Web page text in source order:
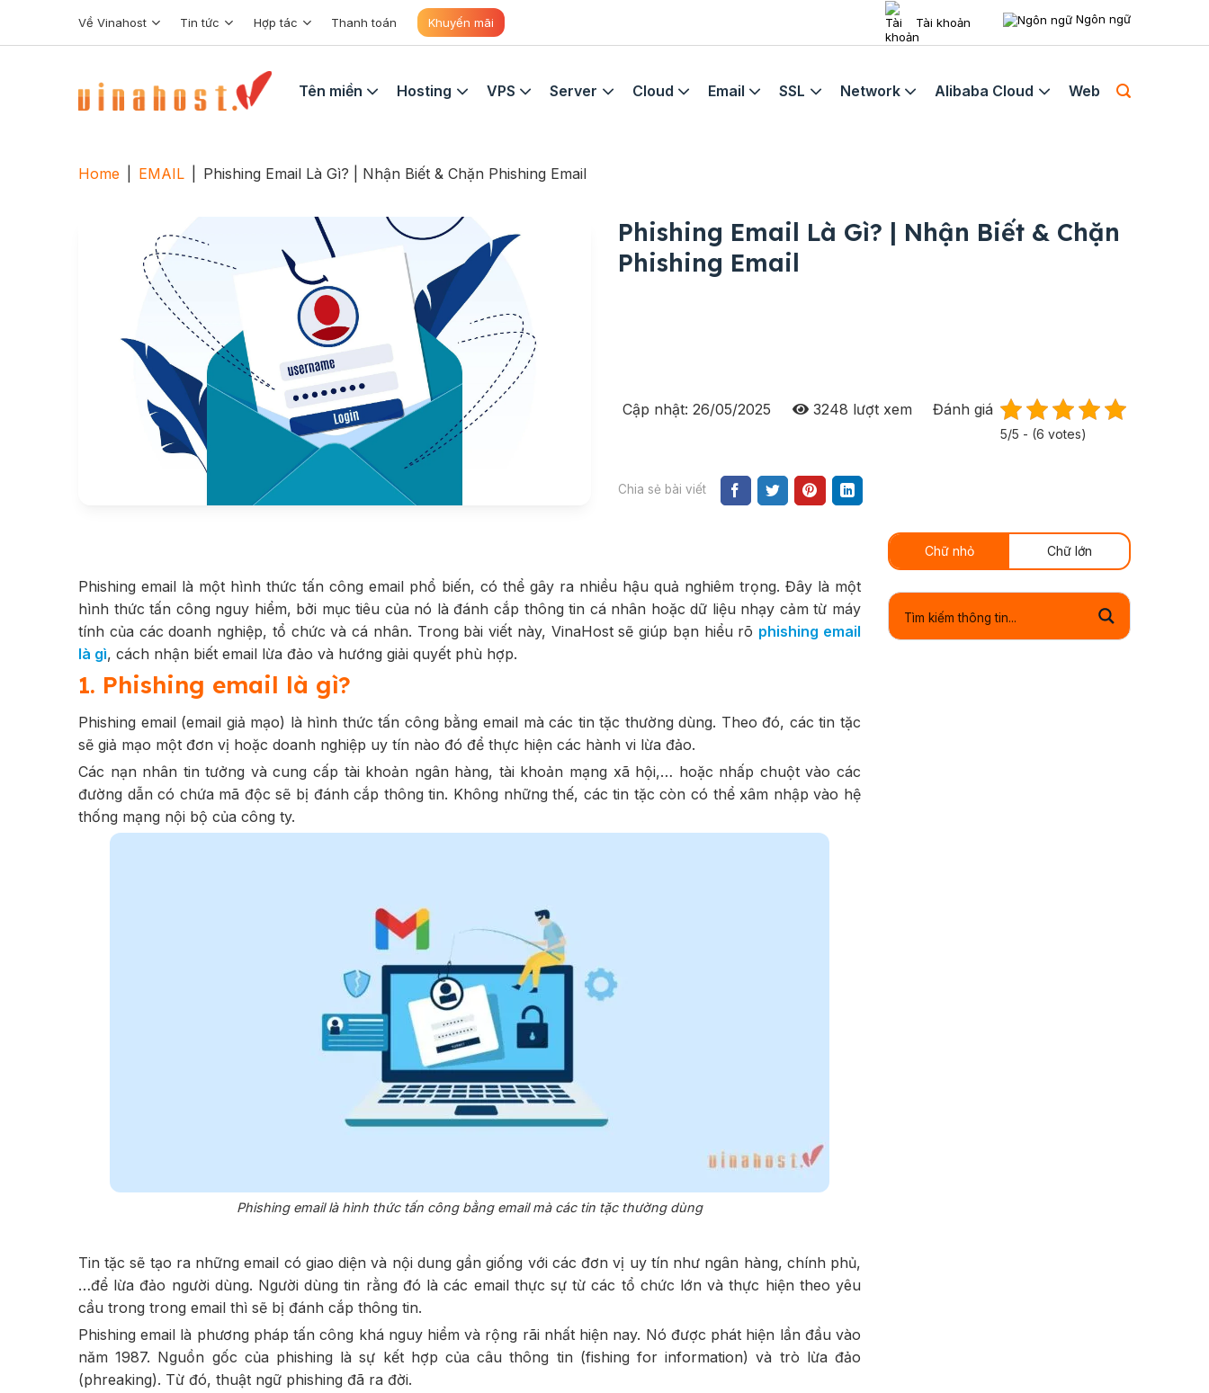
Về Vinahost Tin tức Hợp tác Thanh toán Khuyến mãi Tài khoản Ngôn ngữ
Tên miền Hosting VPS Server Cloud Email SSL Network Alibaba Cloud Web
Home EMAIL Phishing Email Là Gì? | Nhận Biết & Chặn Phishing Email
Phishing Email Là Gì? | Nhận Biết & Chặn
Phishing Email
Cập nhật: 26/05/2025 3248 lượt xem Đánh giá
5/5 - (6 votes)
Chia sẻ bài viết
Phishing email là một hình thức tấn công email phổ biến, có thể gây ra nhiều hậu quả nghiêm trọng. Đây là một
hình thức tấn công nguy hiểm, bởi mục tiêu của nó là đánh cắp thông tin cá nhân hoặc dữ liệu nhạy cảm từ máy
tính của các doanh nghiệp, tổ chức và cá nhân. Trong bài viết này, VinaHost sẽ giúp bạn hiểu rõ phishing email
là gì, cách nhận biết email lừa đảo và hướng giải quyết phù hợp.
1. Phishing email là gì?
Phishing email (email giả mạo) là hình thức tấn công bằng email mà các tin tặc thường dùng. Theo đó, các tin tặc
sẽ giả mạo một đơn vị hoặc doanh nghiệp uy tín nào đó để thực hiện các hành vi lừa đảo.
Các nạn nhân tin tưởng và cung cấp tài khoản ngân hàng, tài khoản mạng xã hội,… hoặc nhấp chuột vào các
đường dẫn có chứa mã độc sẽ bị đánh cắp thông tin. Không những thế, các tin tặc còn có thể xâm nhập vào hệ
thống mạng nội bộ của công ty.
Phishing email là hình thức tấn công bằng email mà các tin tặc thường dùng
Tin tặc sẽ tạo ra những email có giao diện và nội dung gần giống với các đơn vị uy tín như ngân hàng, chính phủ,
…để lừa đảo người dùng. Người dùng tin rằng đó là các email thực sự từ các tổ chức lớn và thực hiện theo yêu
cầu trong trong email thì sẽ bị đánh cắp thông tin.
Phishing email là phương pháp tấn công khá nguy hiểm và rộng rãi nhất hiện nay. Nó được phát hiện lần đầu vào
năm 1987. Nguồn gốc của phishing là sự kết hợp của câu thông tin (fishing for information) và trò lừa đảo
(phreaking). Từ đó, thuật ngữ phishing đã ra đời.
Chữ nhỏ Chữ lớn